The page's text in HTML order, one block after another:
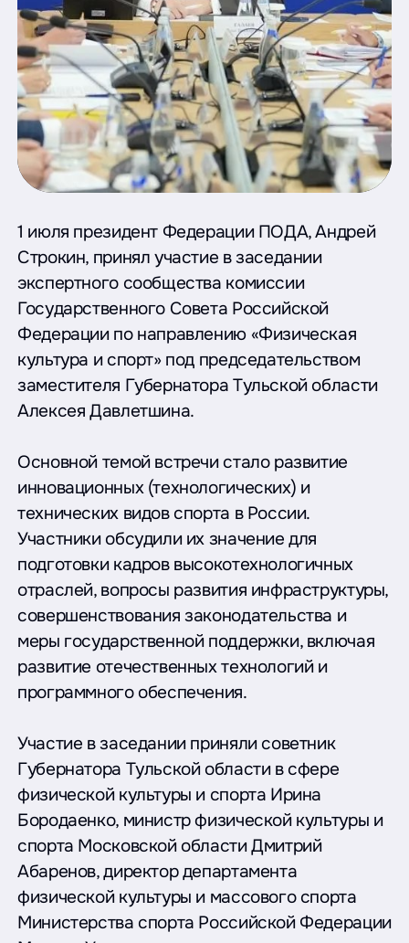
1 июля президент Федерации ПОДА, Андрей
Строкин, принял участие в заседании
экспертного сообщества комиссии
Государственного Совета Российской
Федерации по направлению «Физическая
культура и спорт» под председательством
заместителя Губернатора Тульской области
Алексея Давлетшина.
Основной темой встречи стало развитие
инновационных (технологических) и
технических видов спорта в России.
Участники обсудили их значение для
подготовки кадров высокотехнологичных
отраслей, вопросы развития инфраструктуры,
совершенствования законодательства и
меры государственной поддержки, включая
развитие отечественных технологий и
программного обеспечения.
Участие в заседании приняли советник
Губернатора Тульской области в сфере
физической культуры и спорта Ирина
Бородаенко, министр физической культуры и
спорта Московской области Дмитрий
Абаренов, директор департамента
физической культуры и массового спорта
Министерства спорта Российской Федерации